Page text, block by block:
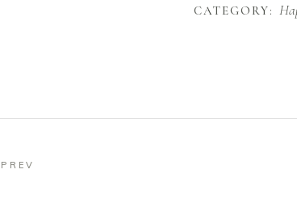
CATEGORY:
PREV